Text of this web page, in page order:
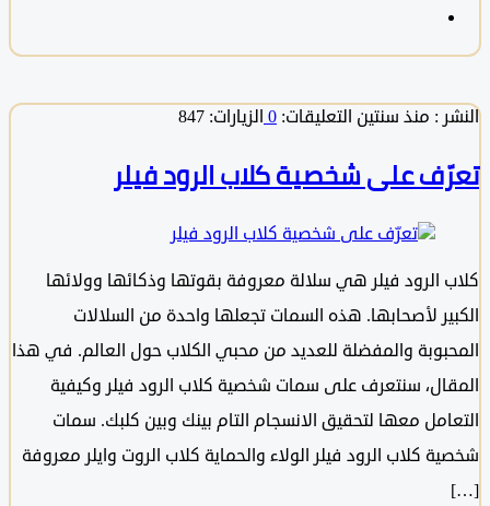
: منذ سنتينالتعليقات:0الزيارات: 847
على شخصية كلاب الرود فيلر
الرود فيلر هي سلالة معروفة بقوتها وذكائها وولائها
لأصحابها. هذه السمات تجعلها واحدة من السلالات
والمفضلة للعديد من محبي الكلاب حول العالم. في هذا
سنتعرف على سمات شخصية كلاب الرود فيلر وكيفية
معها لتحقيق الانسجام التام بينك وبين كلبك. سمات
كلاب الرود فيلر الولاء والحماية كلاب الروت وايلر معروفة